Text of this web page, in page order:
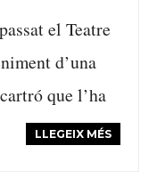
el Teatre
d’una
que l’ha
LLEGEIX MÉS